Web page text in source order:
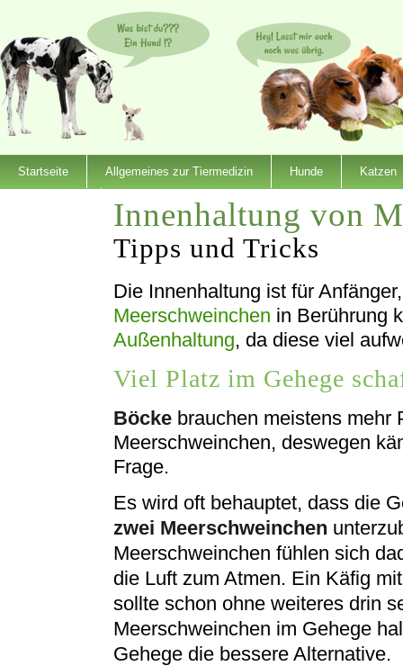
Startseite Allgemeines zur Tiermedizin Hunde Katzen
Innenhaltung von
Tipps und Tricks
Die Innenhaltung ist für
Meerschweinchen in Berührung
Außenhaltung, da diese viel
Viel Platz im Gehege
Böcke brauchen meistens mehr
Meerschweinchen, deswegen
Frage.
Es wird oft behauptet, dass die
zwei Meerschweinchen
Meerschweinchen fühlen sich
die Luft zum Atmen. Ein Käfig
sollte schon ohne weiteres drin
Meerschweinchen im Gehege
Gehege die bessere Alternative.